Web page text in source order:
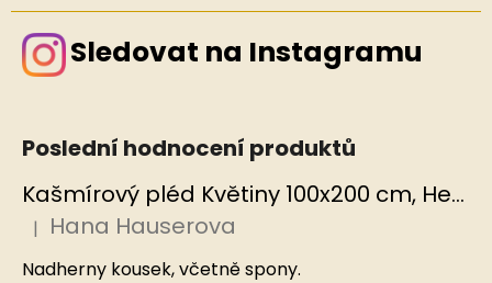
Sledovat na Instagramu
Poslední hodnocení produktů
Kašmírový pléd Květiny 100x200 cm, Hedvábný svět
Hodnocení produktu je 5 z 5 hvězdiček.
| Hana Hauserova
Nadherny kousek, včetně spony.